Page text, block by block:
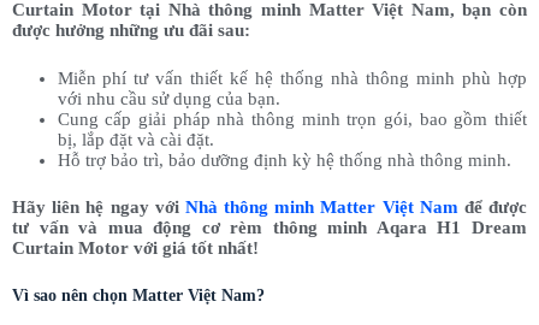
Curtain Motor tại Nhà thông minh Matter Việt Nam, bạn còn
được hưởng những ưu đãi sau:
Miễn phí tư vấn thiết kế hệ thống nhà thông minh phù hợp
với nhu cầu sử dụng của bạn.
Cung cấp giải pháp nhà thông minh trọn gói, bao gồm thiết
bị, lắp đặt và cài đặt.
Hỗ trợ bảo trì, bảo dưỡng định kỳ hệ thống nhà thông minh.
Hãy liên hệ ngay với Nhà thông minh Matter Việt Namđể được
tư vấn và mua động cơ rèm thông minh Aqara H1 Dream
Curtain Motor với giá tốt nhất!
Vì sao nên chọn Matter Việt Nam?